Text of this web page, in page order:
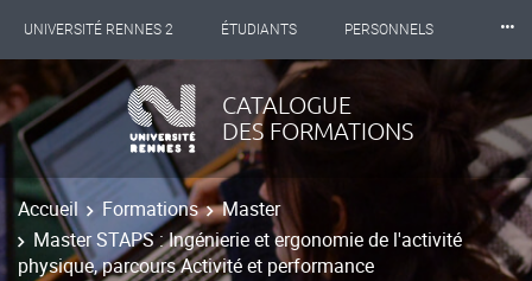
UNIVERSITÉ RENNES 2 ÉTUDIANTS PERSONNELS
INTERNATIONAL PROFESSIONNELS
LES NOUVELLES DE RENNES 2
⸱⸱⸱
CATALOGUE
DES FORMATIONS
Accueil Formations
Master
Master STAPS : Ingénierie et ergonomie de l'activité
physique, parcours Activité et performance